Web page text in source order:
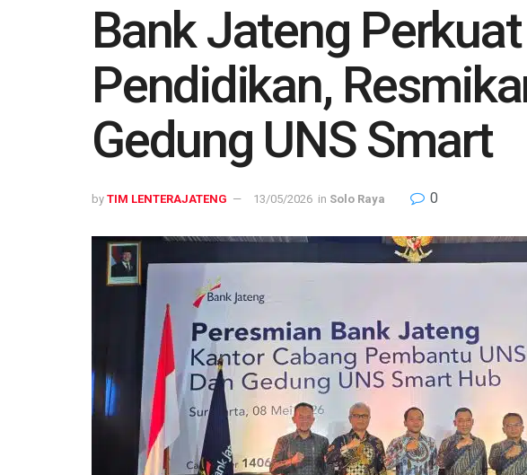
Bank Jateng
Pendidikan,
Gedung UNS Smart
by TIM LENTERAJATENG 13/05/2026 in Solo Raya 0